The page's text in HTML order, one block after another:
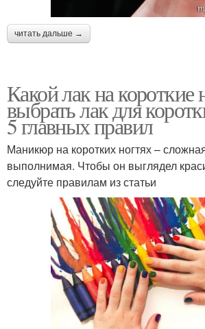
читать дальше →
Какой лак на короткие
выбрать лак для
5 главных правил
Маникюр на коротких ногтях –
выполнимая. Чтобы он выглядел
следуйте правилам из статьи